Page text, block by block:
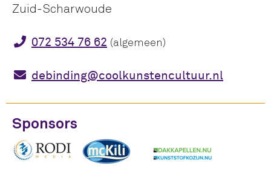
Zuid-Scharwoude
072 534 76 62 (algemeen)
debinding@coolkunstencultuur.nl
Sponsors